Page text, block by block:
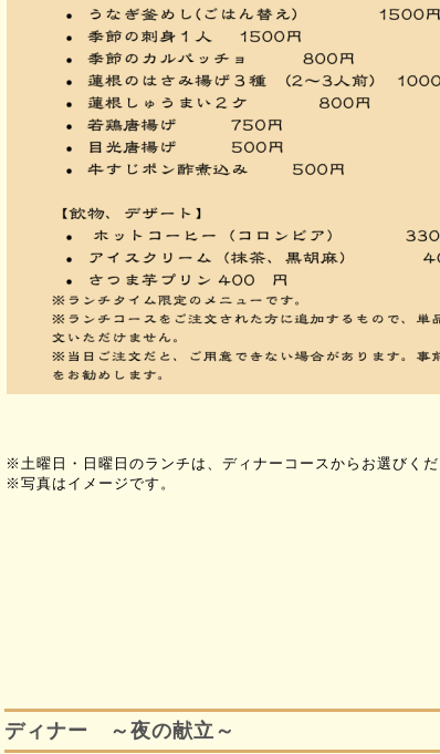
※土曜日・日曜日のランチは、ディナーコースからお選びく
※写真はイメージです。
ディナー ～夜の献立～